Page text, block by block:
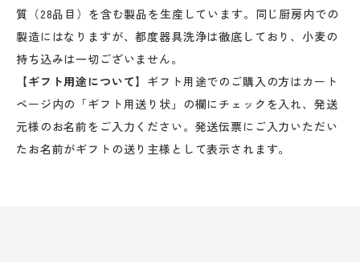
質（28品目）を含む製品を生産しています。同じ厨房内での
製造にはなりますが、都度器具洗浄は徹底しており、小麦の
持ち込みは一切ございません。
【ギフト用途について】 ギフト用途でのご購入の方はカート
ページ内の「ギフト用送り状」の欄にチェックを入れ、発送
元様のお名前をご入力ください。発送伝票にご入力いただい
たお名前がギフトの送り主様として表示されます。